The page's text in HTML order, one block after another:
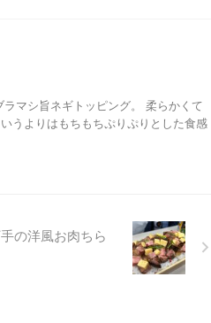
マシ旨ネギトッピング。 柔らかくて
うよりはもちもちぷりぷりとした食感
の洋風お肉ちら